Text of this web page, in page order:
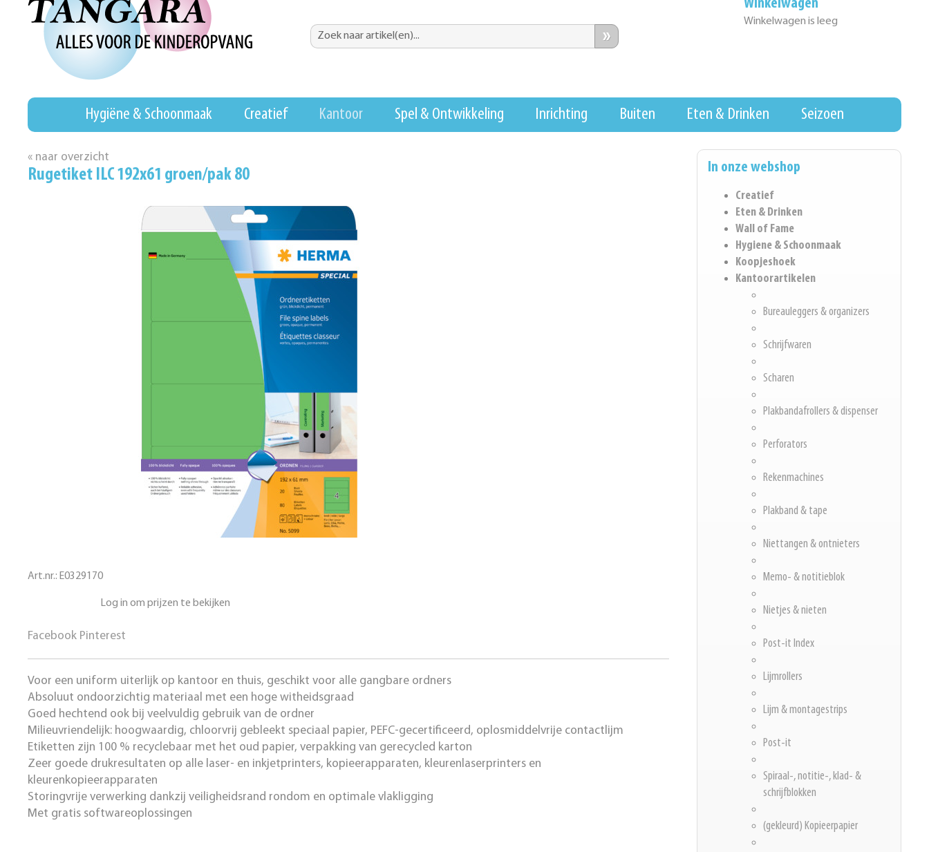
Winkelwagen
Winkelwagen is leeg
»
Hygiëne & Schoonmaak Creatief Kantoor Spel & Ontwikkeling Inrichting Buiten Eten & Drinken Seizoen
In onze webshop
Creatief
Eten & Drinken
Wall of Fame
Hygiene & Schoonmaak
Koopjeshoek
Kantoorartikelen
Bureauleggers & organizers
Schrijfwaren
Scharen
Plakbandafrollers & dispenser
Perforators
Rekenmachines
Plakband & tape
Niettangen & ontnieters
Memo- & notitieblok
Nietjes & nieten
Post-it Index
Lijmrollers
Lijm & montagestrips
Post-it
Spiraal-, notitie-, klad- &
schrijfblokken
(gekleurd) Kopieerpapier
« naar overzicht
Rugetiket ILC 192x61 groen/pak 80
Art.nr.: E0329170
Log in om prijzen te bekijken
Facebook Pinterest
Voor een uniform uiterlijk op kantoor en thuis, geschikt voor alle gangbare ordners
Absoluut ondoorzichtig materiaal met een hoge witheidsgraad
Goed hechtend ook bij veelvuldig gebruik van de ordner
Milieuvriendelijk: hoogwaardig, chloorvrij gebleekt speciaal papier, PEFC-gecertificeerd, oplosmiddelvrije contactlijm
Etiketten zijn 100 % recyclebaar met het oud papier, verpakking van gerecycled karton
Zeer goede drukresultaten op alle laser- en inkjetprinters, kopieerapparaten, kleurenlaserprinters en
kleurenkopieerapparaten
Storingvrije verwerking dankzij veiligheidsrand rondom en optimale vlakligging
Met gratis softwareoplossingen